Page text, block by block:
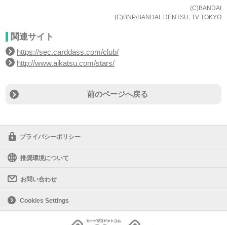
(C)BANDAI
(C)BNP/BANDAI, DENTSU, TV TOKYO
関連サイト
https://sec.carddass.com/club/
http://www.aikatsu.com/stars/
前のページへ戻る
プライバシーポリシー
推奨環境について
お問い合わせ
Cookies Settings